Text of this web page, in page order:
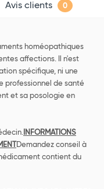
Avis clients 0
homéopathiques
affections. Il n'est
spécifique, ni une
professionnel de santé
et sa posologie en
INFORMATIONS
Demandez conseil à
contient du